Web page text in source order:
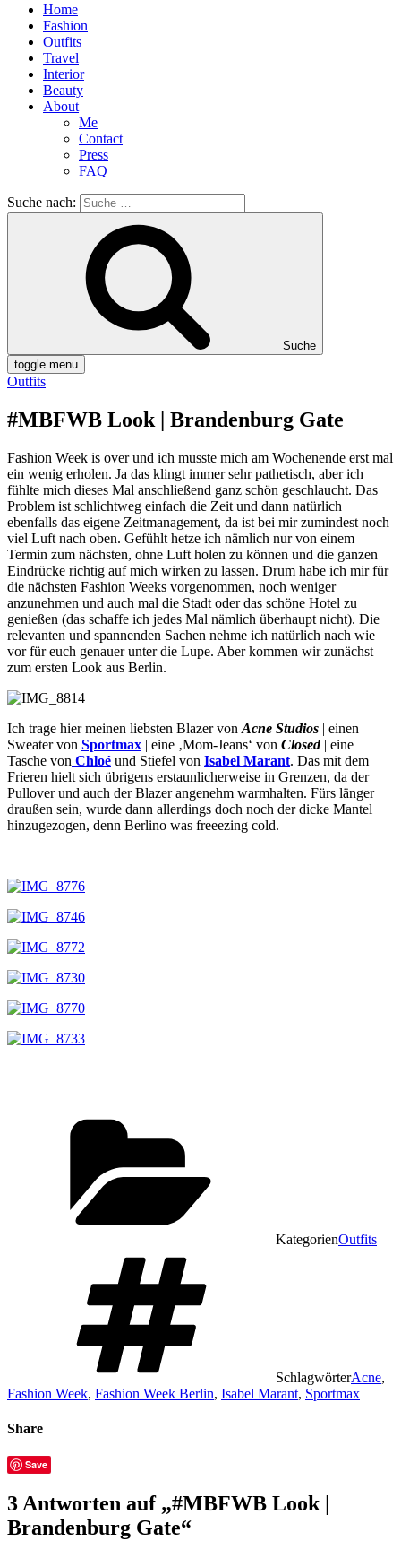
Home
Fashion
Outfits
Travel
Interior
Beauty
About
Me
Contact
Press
FAQ
Suche nach:
Suche
toggle menu
Outfits
#MBFWB Look | Brandenburg Gate
Fashion Week is over und ich musste mich am Wochenende erst mal
ein wenig erholen. Ja das klingt immer sehr pathetisch, aber ich
fühlte mich dieses Mal anschließend ganz schön geschlaucht. Das
Problem ist schlichtweg einfach die Zeit und dann natürlich
ebenfalls das eigene Zeitmanagement, da ist bei mir zumindest noch
viel Luft nach oben. Gefühlt hetze ich nämlich nur von einem
Termin zum nächsten, ohne Luft holen zu können und die ganzen
Eindrücke richtig auf mich wirken zu lassen. Drum habe ich mir für
die nächsten Fashion Weeks vorgenommen, noch weniger
anzunehmen und auch mal die Stadt oder das schöne Hotel zu
genießen (das schaffe ich jedes Mal nämlich überhaupt nicht). Die
relevanten und spannenden Sachen nehme ich natürlich nach wie
vor für euch genauer unter die Lupe. Aber kommen wir zunächst
zum ersten Look aus Berlin.
Ich trage hier meinen liebsten Blazer von Acne Studios | einen
Sweater von Sportmax | eine ‚Mom-Jeans‘ von Closed| eine
Tasche von Chloé und Stiefel von Isabel Marant. Das mit dem
Frieren hielt sich übrigens erstaunlicherweise in Grenzen, da der
Pullover und auch der Blazer angenehm warmhalten. Fürs länger
draußen sein, wurde dann allerdings doch noch der dicke Mantel
hinzugezogen, denn Berlino was freeezing cold.
KategorienOutfits
SchlagwörterAcne,
Fashion Week, Fashion Week Berlin, Isabel Marant, Sportmax
Share
Save
3 Antworten auf „#MBFWB Look |
Brandenburg Gate“